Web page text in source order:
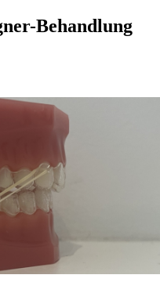
Behandlung